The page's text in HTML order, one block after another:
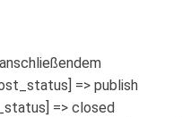
=> publish
=> closed